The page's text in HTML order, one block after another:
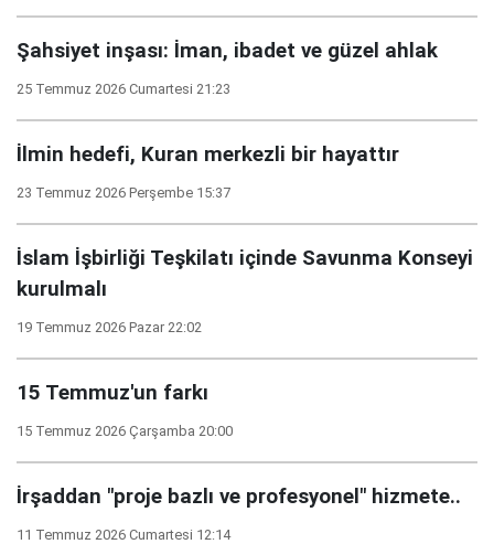
Şahsiyet inşası: İman, ibadet ve güzel ahlak
25 Temmuz 2026 Cumartesi 21:23
İlmin hedefi, Kuran merkezli bir hayattır
23 Temmuz 2026 Perşembe 15:37
İslam İşbirliği Teşkilatı içinde Savunma Konseyi
kurulmalı
19 Temmuz 2026 Pazar 22:02
15 Temmuz'un farkı
15 Temmuz 2026 Çarşamba 20:00
İrşaddan "proje bazlı ve profesyonel" hizmete..
11 Temmuz 2026 Cumartesi 12:14